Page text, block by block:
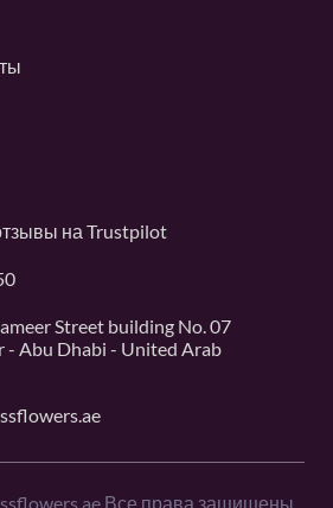
на Trustpilot
Street building No. 07
- Abu Dhabi - United Arab
Все права защищены.